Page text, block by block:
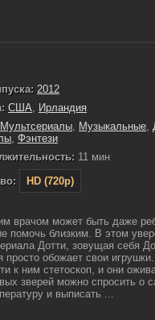
2012
США
Ирландия
Мультсериалы Музыкальные
Фэнтези
11 мин
HD (720p)
врачом может быть даже
помочь близким. В этом
Дотти, зовущая себя
просто обожает свои
к ним стетоскоп, и они
зверей можно спросить о
и выписать ...